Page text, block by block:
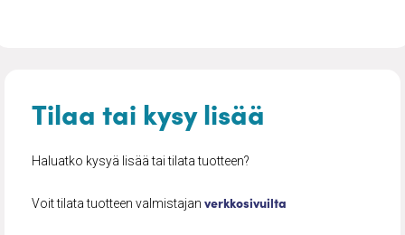
Tilaa tai kysy lisää
Haluatko kysyä lisää tai tilata tuotteen?
Voit tilata tuotteen valmistajan verkkosivuilta